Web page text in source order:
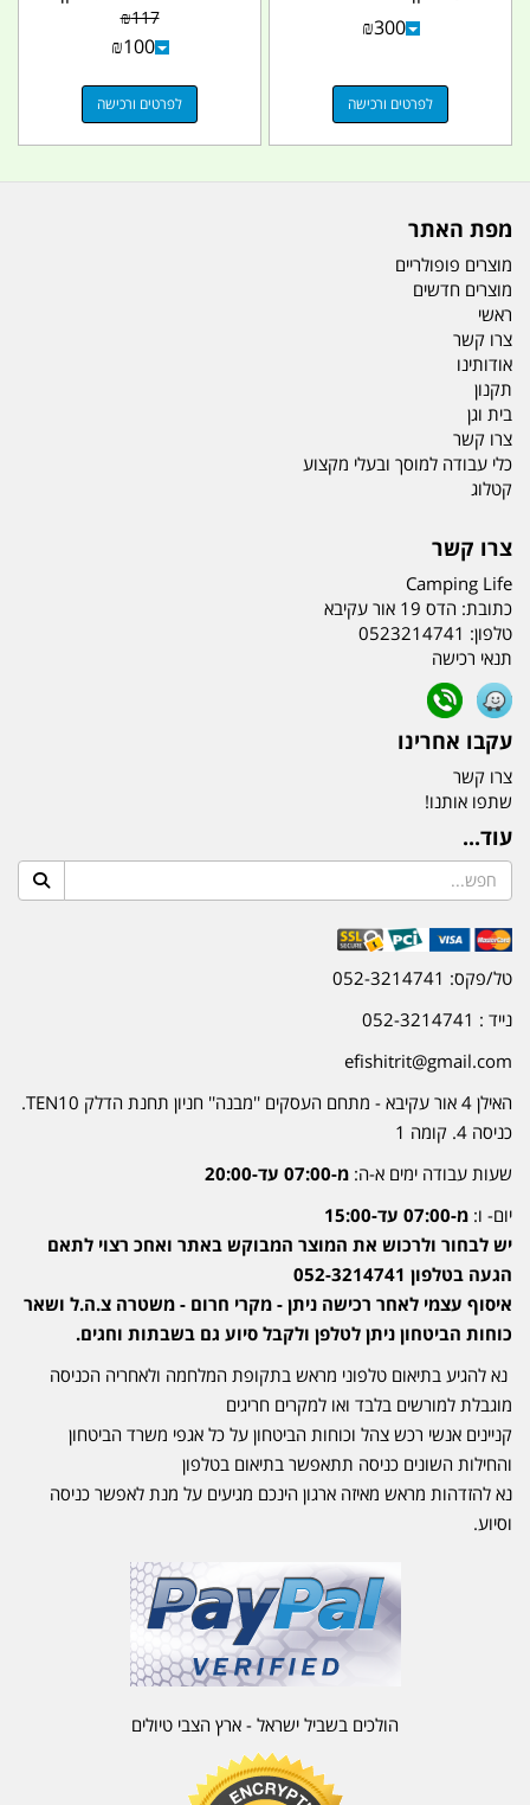
לאכסון מזון...
₪300
לפרטים ורכישה
₪117
₪100
לפרטים ורכישה
מפת האתר
מוצרים פופולריים
מוצרים חדשים
ראשי
צרו קשר
אודותינו
תקנון
בית וגן
צרו קשר
כלי עבודה למוסך ובעלי מקצוע
קטלוג
צרו קשר
Camping Life
כתובת: הדס 19 אור עקיבא
טלפון: 0523214741
תנאי רכישה
עקבו אחרינו
צרו קשר
שתפו אותנו!
עוד...
טל/פקס: 052-3214741
נייד : 052-3214741
efishitrit@gmail.com
האילן 4 אור עקיבא - מתחם העסקים ''מבנה'' חניון תחנת הדלק TEN10.
כניסה 4. קומה 1
שעות עבודה ימים א-ה: מ-07:00 עד-20:00
יום- ו: מ-07:00 עד-15:00
יש לבחור ולרכוש את המוצר המבוקש באתר ואחכ רצוי לתאם
הגעה בטלפון 052-3214741
איסוף עצמי לאחר רכישה ניתן - מקרי חרום - משטרה צ.ה.ל ושאר
כוחות הביטחון ניתן לטלפן ולקבל סיוע גם בשבתות וחגים.
נא להגיע בתיאום טלפוני מראש בתקופת המלחמה ולאחריה הכניסה
מוגבלת למורשים בלבד ואו למקרים חריגים
קניינים אנשי רכש צהל וכוחות הביטחון על כל אגפי משרד הביטחון
והחילות השונים כניסה תתאפשר בתיאום בטלפון
נא להזדהות מראש מאיזה ארגון הינכם מגיעים על מנת לאפשר כניסה
וסיוע.
הולכים בשביל ישראל - ארץ הצבי טיולים